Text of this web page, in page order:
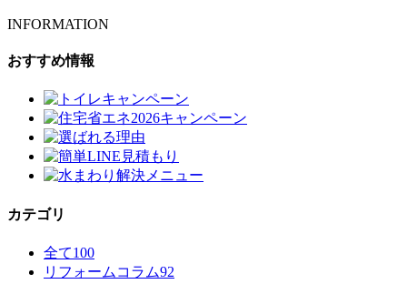
INFORMATION
おすすめ情報
カテゴリ
全て100
リフォームコラム92